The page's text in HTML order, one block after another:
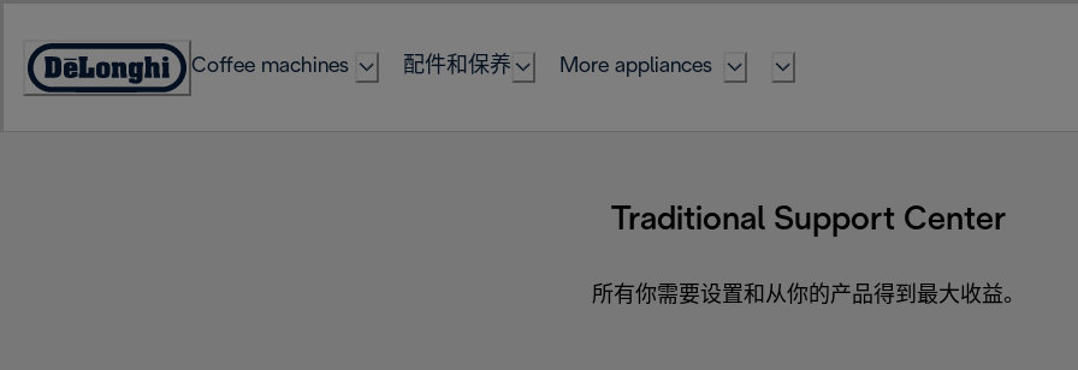
Content
Accessibility
Coffee machines 配件和保养 More appliances
Traditional Support Center
所有你需要设置和从你的产品得到最大收益。